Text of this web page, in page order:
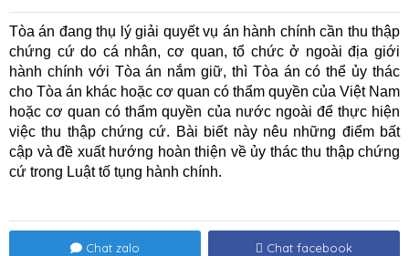
Tòa án đang thụ lý giải quyết vụ án hành chính cần thu thập
chứng cứ do cá nhân, cơ quan, tổ chức ở ngoài địa giới
hành chính với Tòa án nắm giữ, thì Tòa án có thể ủy thác
cho Tòa án khác hoặc cơ quan có thẩm quyền của Việt Nam
hoặc cơ quan có thẩm quyền của nước ngoài để thực hiện
việc thu thập chứng cứ. Bài biết này nêu những điểm bất
cập và đề xuất hướng hoàn thiện về ủy thác thu thập chứng
cứ trong Luật tố tụng hành chính.
Chat zalo Chat facebook